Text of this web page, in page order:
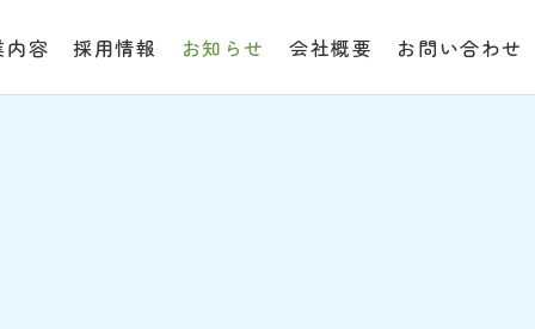
内容 採用情報 お知らせ 会社概要 お問い合わせ